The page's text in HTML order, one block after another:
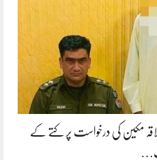
مکین کی درخواست پر کتے کے